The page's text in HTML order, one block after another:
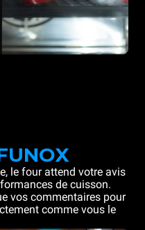
le four attend votre avis
de cuisson.
vos commentaires pour
comme vous le